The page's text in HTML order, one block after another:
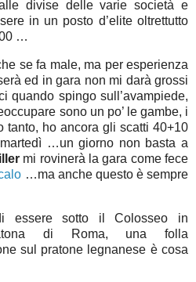
divise delle varie società e
in un posto d’elite oltrettutto
…
se fa male, ma per esperienza
ed in gara non mi darà grossi
quando spingo sull’avampiede,
sono un po’ le gambe, i
tanto, ho ancora gli scatti 40+10
…un giorno non basta a
mi rovinerà la gara come fece
…ma anche questo è sempre
essere sotto il Colosseo in
di Roma, una folla
sul pratone legnanese è cosa